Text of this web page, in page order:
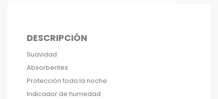
DESCRIPCIÓN
Suavidad
Absorbentes
Protección toda la noche
Indicador de humedad